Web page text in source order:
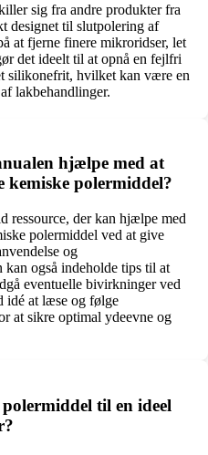
sig fra andre produkter fra
designet til slutpolering af
at fjerne finere mikroridser, let
det ideelt til at opnå en fejlfri
silikonefrit, hvilket kan være en
lakbehandlinger.
hjælpe med at
kemiske polermiddel?
ressource, der kan hjælpe med
polermiddel ved at give
og
kan også indeholde tips til at
eventuelle bivirkninger ved
idé at læse og følge
at sikre optimal ydeevne og
til en ideel